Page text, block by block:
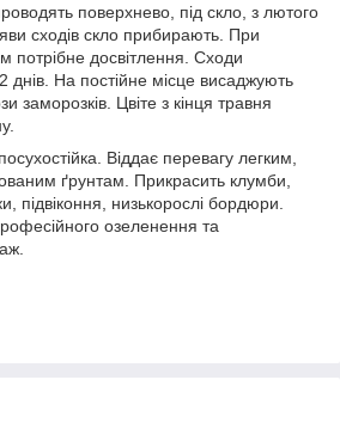
поверхнево, під скло, з лютого
сходів скло прибирають. При
потрібне досвітлення. Сходи
днів. На постійне місце висаджують
заморозків. Цвіте з кінця травня
Віддає перевагу легким,
ґрунтам. Прикрасить клумби,
підвіконня, низькорослі бордюри.
озеленення та